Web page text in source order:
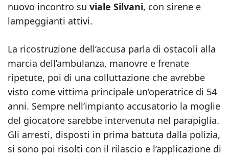
nuovo incontro su viale Silvani, con sirene e
lampeggianti attivi.
La ricostruzione dell’accusa parla di ostacoli alla
marcia dell’ambulanza, manovre e frenate
ripetute, poi di una colluttazione che avrebbe
visto come vittima principale un’operatrice di 54
anni. Sempre nell’impianto accusatorio la moglie
del giocatore sarebbe intervenuta nel parapiglia.
Gli arresti, disposti in prima battuta dalla polizia,
si sono poi risolti con il rilascio e l’applicazione di